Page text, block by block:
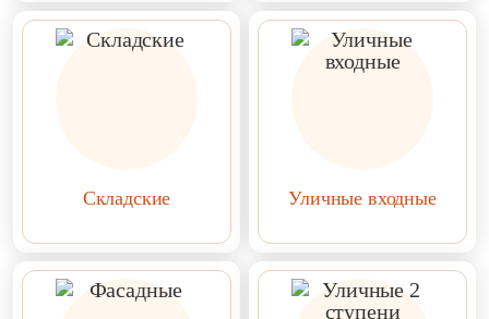
Складские Уличные входные